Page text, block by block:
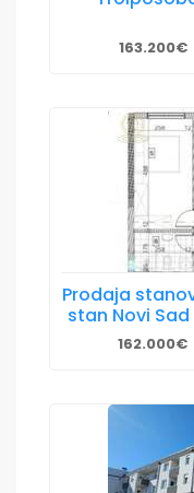
163.200€
Prodaja
stan Novi Sad
162.000€